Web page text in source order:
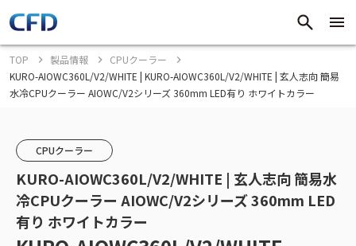
TOP 製品情報
CPUクーラー
KURO-AIOWC360L/V2/WHITE | KURO-AIOWC360L/V2/WHITE | 玄人志向 簡易
水冷CPUクーラー AIOWC/V2シリーズ 360mm LED有り ホワイトカラー
CPUクーラー
KURO-AIOWC360L/V2/WHITE | 玄人志向 簡易水
冷CPUクーラー AIOWC/V2シリーズ 360mm LED
有り ホワイトカラー